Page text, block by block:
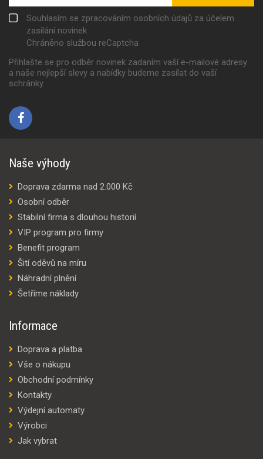
Souhlasím se zpracováním osobních údajů za účelem
zasílání novinek
Chráněno službou reCaptcha
Přihlašte se pro odběr novinek zadaním vaší e-mailové adresy
a naše nejlepší slevy a nabídky budeme zasílat do vaší
schránky.
Naše výhody
Doprava zdarma nad 2.000 Kč
Osobní odběr
Stabilní firma s dlouhou historií
VIP program pro firmy
Benefit program
Šití oděvů na míru
Náhradní plnění
Šetříme náklady
Informace
Doprava a platba
Vše o nákupu
Obchodní podmínky
Kontakty
Výdejní automaty
Výrobci
Jak vybrat